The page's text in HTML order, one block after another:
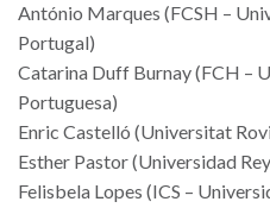
António Marques (FCSH –
Portugal)
Catarina Duff Burnay (FCH –
Portuguesa)
Enric Castelló (Universitat
Esther Pastor (Universidad
Felisbela Lopes (ICS –